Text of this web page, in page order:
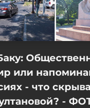
или
- что
-